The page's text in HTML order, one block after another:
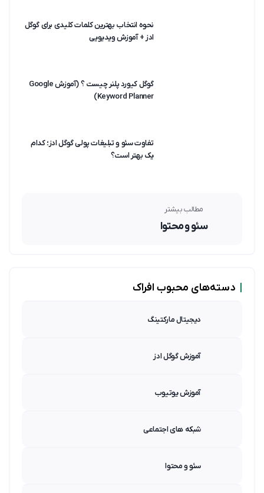
نحوه انتخاب بهترین کلمات کلیدی برای گوگل
ادز + آموزش ویدیویی
گوگل کیورد پلنر چیست ؟ (آموزش Google
Keyword Planner)
تفاوت سئو و تبلیغات پولی گوگل ادز؛ کدام
یک بهتر است؟
مطالب بیشتر
سئو و محتوا
دسته‌های محبوب افراک
دیجیتال مارکتینگ
آموزش گوگل ادز
آموزش یوتیوب
شبکه های اجتماعی
سئو و محتوا